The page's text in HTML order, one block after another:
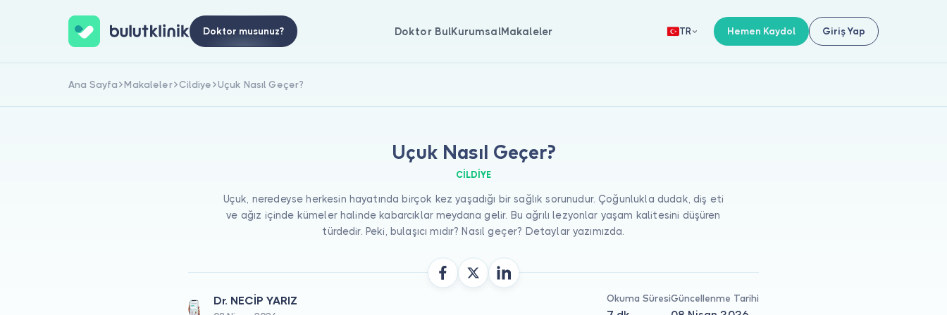
Doktor musunuz? Doktor BulKurumsalMakaleler TR Hemen Kaydol Giriş Yap
Ana Sayfa Makaleler Cildiye Uçuk Nasıl Geçer?
Uçuk Nasıl Geçer?
CILDIYE
Uçuk, neredeyse herkesin hayatında birçok kez yaşadığı bir sağlık sorunudur. Çoğunlukla dudak, diş eti
ve ağız içinde kümeler halinde kabarcıklar meydana gelir. Bu ağrılı lezyonlar yaşam kalitesini düşüren
türdedir. Peki, bulaşıcı mıdır? Nasıl geçer? Detaylar yazımızda.
Dr. NECİP YARIZ Okuma SüresiGüncellenme Tarihi